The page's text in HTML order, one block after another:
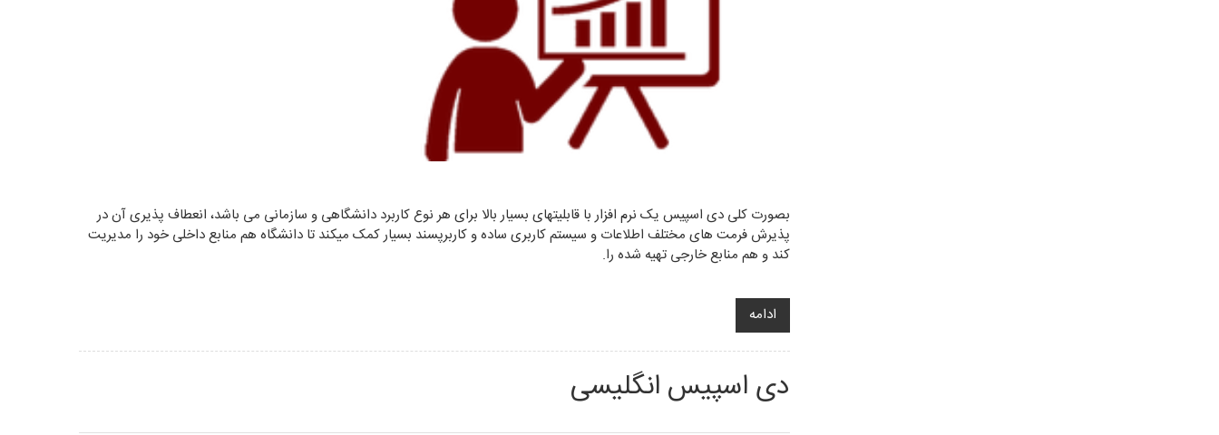
بصورت کلی دی اسپیس یک نرم افزار با قابلیتهای بسیار بالا برای هر نوع کاربرد دانشگاهی و سازمانی می باشد، انعطاف پذیری آن در
پذیرش فرمت های مختلف اطلاعات و سیستم کاربری ساده و کاربرپسند بسیار کمک میکند تا دانشگاه هم منابع داخلی خود را مدیریت
کند و هم منابع خارجی تهیه شده را.
ادامه
دی اسپیس انگلیسی